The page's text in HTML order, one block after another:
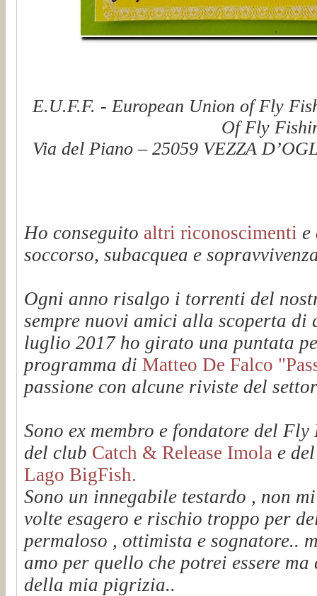
E.U.F.F. - European Union of Fly
Of Fly
Via del Piano – 25059 VEZZA
Ho conseguito altri riconoscimenti e
soccorso, subacquea e
Ogni anno risalgo i torrenti del
sempre nuovi amici alla scoperta di
luglio 2017 ho girato una puntata
programma di Matteo De Falco
passione con alcune riviste del
Sono ex membro e fondatore del
del club Catch & Release Imola e
Lago BigFish.
Sono un innegabile testardo , non
volte esagero e rischio troppo per
permaloso , ottimista e sognatore..
amo per quello che potrei essere
della mia pigrizia..